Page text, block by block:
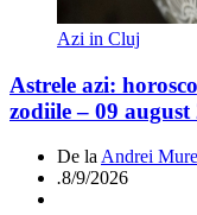
Azi in Cluj
Astrele azi:
zodiile – 09 august
De la Andrei
.8/9/2026